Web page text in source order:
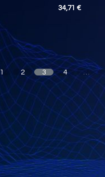
34,71 €
1 2 3 4 …